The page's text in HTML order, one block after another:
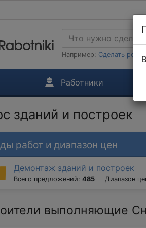
Например: Сделать
Работники
зданий и построек
работ и диапазон цен
Демонтаж зданий и построек
Всего предложений: 485 Диапазон
выполняющие